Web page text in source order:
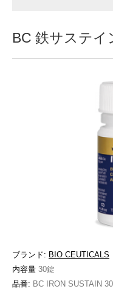
BC 鉄サステイ
ブランド: BIO CEUTICALS
内容量 30錠
品番: BC IRON SUSTAIN